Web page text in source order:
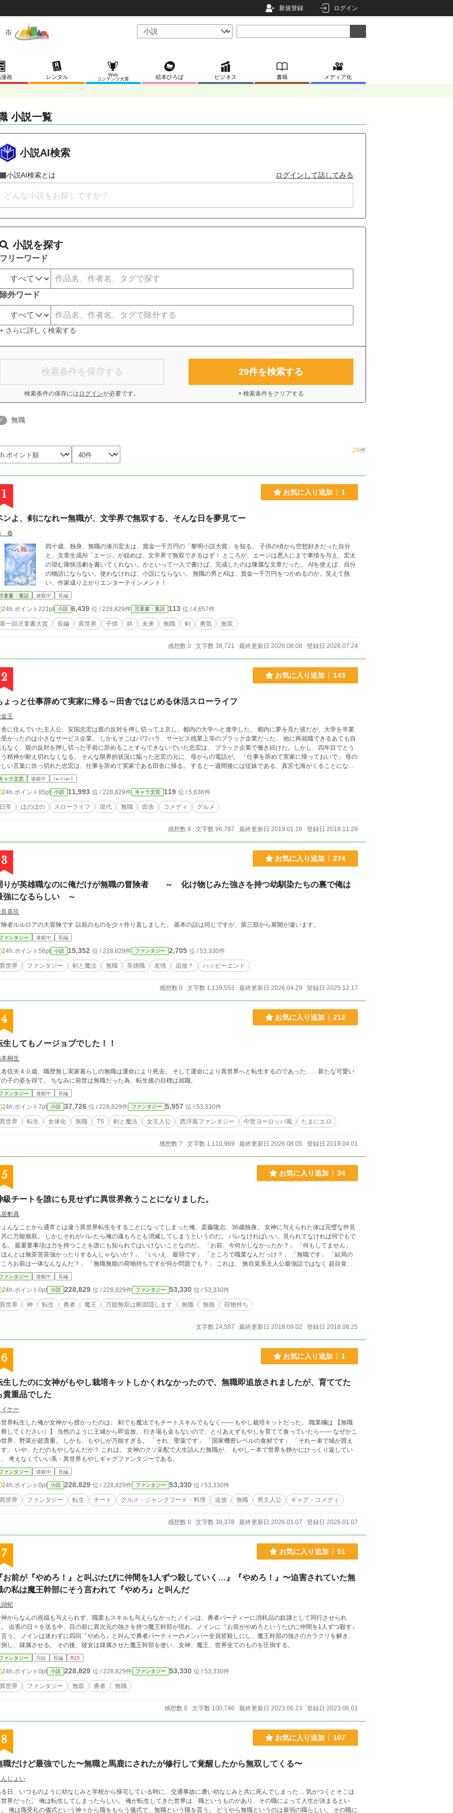
新規登録 ログイン
画 レンタル
Web
コンテンツ大賞
絵本ひろば ビジネス 書籍 メディア化
小説一覧
小説AI検索
小説AI検索とは ログインして話してみる
小説を探す
フリーワード
除外ワード
+ さらに詳しく検索する
検索条件を保存する
検索条件の保存には ログインが必要です。
29件を検索する
× 検索条件をクリアする
無職
29件
1 お気に入り追加 1
ンよ、剣になれー無職が、文学界で無双する、そんな日を夢見てー
春
四十歳、独身、無職の湊川宏太は、賞金一千万円の「黎明小説大賞」を知る。 子供の頃から空想好きだった自分
と、文章生成AI「エージ」が組めば、文学界で無双できるはず！ ところが、エージは悪人にまで事情を与え、宏太
の望む痛快活劇を書いてくれない。かといって一人で書けば、完成したのは陳腐な文章だった。 AIを使えば、自分
の物語にならない。使わなければ、小説にならない。 無職の男とAIは、賞金一千万円をつかめるのか。笑えて熱
い、作家成り上がりエンターテインメント！
童書・童話 連載中 長編
24h.ポイント 221pt 小説 6,439 位 / 228,829件 児童書・童話 113 位 / 4,657件
第一回児童書大賞 長編 異世界 子供 絆 未来 無職 剣 勇気 無双
感想数 0 文字数 38,721 最終更新日 2026.08.08 登録日 2026.07.24
2 お気に入り追加 143
ょっと仕事辞めて実家に帰る～田舎ではじめる休活スローライフ
王
に住んでいた主人公、安国忠宏は親の反対を押し切って上京し、都内の大学へと進学した。 都内に夢を見た彼だが、大学を卒業
かったのは小さなサービス企業。 しかもそこはパワハラ、サービス残業上等のブラック企業だった。 他に再就職できるあても自
なく、親の反対を押し切った手前に辞めることすらできないでいた忠宏は、 ブラック企業で働き続けた。しかし、四年目でとう
精神が耐え切れなくなる。 そんな限界的状況に陥った忠宏の元に、母からの電話が。 「仕事を辞めて実家に帰っておいで」 母の
い言葉に吹っ切れた忠宏は、仕事を辞めて実家である田舎に帰る。 すると一週間後には従妹である、真宮七海がくることにな
遠だった友人たちとの緩やかで楽しい生活がはじまる。 仕事だけが人生ではない、少しくらいゆっくりした時間が人生にあっ
いいと思う。
ャラ文芸 連載中 ｼｮｰﾄｼｮｰﾄ
24h.ポイント 85pt 小説 11,993 位 / 228,829件 キャラ文芸 119 位 / 5,636件
日常 ほのぼの スローライフ 現代 無職 田舎 コメディ グルメ
感想数 8 文字数 96,787 最終更新日 2019.01.18 登録日 2018.11.28
3 お気に入り追加 274
りが英雄職なのに俺だけが無職の冒険者 ～ 化け物じみた強さを持つ幼馴染たちの裏で俺は
強になるらしい ～
喜玖
冒険者ルルロアの大冒険です 以前のものを少々作り直しました。 基本の話は同じですが、第三部から展開が違います。
ァンタジー 連載中 長編
24h.ポイント 56pt 小説 15,352 位 / 228,829件 ファンタジー 2,705 位 / 53,330件
異世界 ファンタジー 剣と魔法 無職 英雄職 友情 追放？ ハッピーエンド
感想数 0 文字数 1,139,553 最終更新日 2026.04.29 登録日 2025.12.17
4 お気に入り追加 212
生してもノージョブでした！！
桐生
名信夫４０歳、職歴無し実家暮らしの無職は運命により死去。 そして運命により異世界へと転生するのであった……新たな可愛い
子の姿を得て。 ちなみに前世は無職だった為、転生後の目標は就職。
ァンタジー 連載中 長編
24h.ポイント 7pt 小説 37,726 位 / 228,829件 ファンタジー 5,957 位 / 53,330件
異世界 転生 女体化 無職 TS 剣と魔法 女主人公 西洋風ファンタジー 中世ヨーロッパ風 たまにエロ
感想数 7 文字数 1,110,969 最終更新日 2026.08.05 登録日 2019.04.01
5 お気に入り追加 24
級チートを誰にも見せずに異世界救うことになりました。
豹真
んなことから通常とは違う異世界転生をすることになってしまった俺、斎藤隆志、36歳独身。 女神に与えられた体は完璧な外見
に万能無双。 しかしそれがバレたら俺の魂もろとも消滅してしまうというのだ。 バレなければいい。見られてなければ何でもで
。 最重要事項は力を持つことを誰にも知られてはいけないことなのだ。 「お前、今何かしなかったか？」 「何もしてません」
んとは無茶苦茶強かったりするんじゃないか？」 「いいえ、最弱です」 「ところで職業なんだっけ？」 「無職です」 「結局の
ろお前は一体なんなんだ？」 「無職無能の荷物持ちですが何か問題でも？」 これは、 無自覚系主人公最強話ではなく 超自覚系
公最弱話(？)である。
ァンタジー 連載中 長編
24h.ポイント 0pt 小説 228,829 位 / 228,829件 ファンタジー 53,330 位 / 53,330件
異世界 神 転生 勇者 魔王 万能無双は断固隠します 無職 無能 荷物持ち
文字数 24,587 最終更新日 2018.09.02 登録日 2018.08.25
6 お気に入り追加 1
生したのに女神がもやし栽培キットしかくれなかったので、無職即追放されましたが、育ててた
貴重品でした
ケー
界転生した俺が女神から授かったのは、 剣でも魔法でもチートスキルでもなく―― もやし栽培キットだった。 職業欄は 【無職
てください）】 当然のように王城から即追放。 行き場も金もないので、とりあえずもやしを育てて食っていたら―― なぜかこ
、野菜が超貴重。 しかも、もやしが万能すぎる。 「それ、聖薬です」 「国家機密レベルの食材です」 「それ一束で城が買え
神のクソ采配で人生詰んだ無職が、 もやし一本で世界を静かにひっくり返してい
考えなくていい系・異世界もやしギャグファンタジーである。
ァンタジー 連載中 長編
24h.ポイント 0pt 小説 228,829 位 / 228,829件 ファンタジー 53,330 位 / 53,330件
異世界 ファンタジー 転生 チート グルメ・ジャンクフード・料理 追放 無職 男主人公 ギャグ・コメディ
感想数 0 文字数 39,378 最終更新日 2026.01.07 登録日 2026.01.07
7 お気に入り追加 51
お前が『やめろ！』と叫ぶたびに仲間を1人ずつ殺していく…』『やめろ！』〜迫害されていた無
の私は魔王幹部にそう言われて『やめろ』と叫んだ
蛇
からなんの祝福も与えられず、職業もスキルも与えらなかったノインは、勇者パーティーに消耗品の奴隷として同行させられ
迫害の日々を送る中、目の前に異次元の強さを持つ魔王幹部が現れ、ノインに『お前がやめろというたびに仲間を1人ずつ殺す』
う。 ノインは迷わずに四回『やめろ』と叫んで勇者パーティーのメンバー全員皆殺しにし、魔王幹部の強さのカラクリを解き、
し、隷属させる。 その後、彼女は隷属させた魔王幹部を使い、女神、魔王、世界全てのものを圧倒する。
ァンタジー 完結 長編 R15
24h.ポイント 0pt 小説 228,829 位 / 228,829件 ファンタジー 53,330 位 / 53,330件
異世界 ファンタジー 無双 勇者 無職
感想数 0 文字数 100,746 最終更新日 2023.06.23 登録日 2023.06.01
8 お気に入り追加 107
職だけど最強でした〜無職と馬鹿にされたが修行して覚醒したから無双してくる〜
じょい
日、いつものように幼なじみと学校から帰宅している時に、交通事故に遭い幼なじみと共に死んでしまった… 気がつくとそこは
だった。 俺は転生してしまったらしい。 俺が転生してきた世界は、職というものがあり、その職によって人生が決まるとい
俺は職受礼の儀式という神々から職をもらう儀式で、無職という職を貰う。 どうやら無職というのは最弱の職らしい。 その職に